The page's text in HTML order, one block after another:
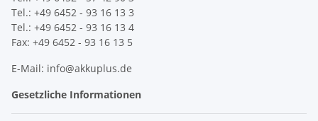
Tel.: +49 6452 - 93 16 13 3
Tel.: +49 6452 - 93 16 13 4
Fax: +49 6452 - 93 16 13 5
E-Mail: info@akkuplus.de
Gesetzliche Informationen